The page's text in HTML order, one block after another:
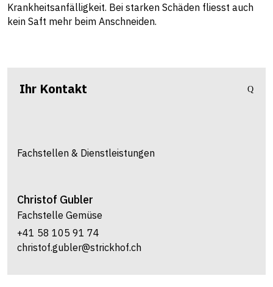
Krankheitsanfälligkeit. Bei starken Schäden fliesst auch
kein Saft mehr beim Anschneiden.
Ihr Kontakt
Fachstellen & Dienstleistungen
Christof Gubler
Fachstelle Gemüse
+41 58 105 91 74
christof.gubler@strickhof.ch